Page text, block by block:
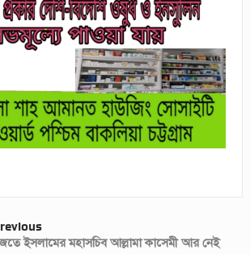
ইসলামের মহাসচিব আল্লামা কাসেমী আর নেই